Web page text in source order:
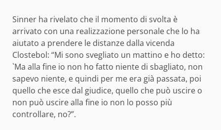
Sinner ha rivelato che il momento di svolta è
arrivato con una realizzazione personale che lo ha
aiutato a prendere le distanze dalla vicenda
Clostebol: “Mi sono svegliato un mattino e ho detto:
`Ma alla fine io non ho fatto niente di sbagliato, non
sapevo niente, e quindi per me era già passata, poi
quello che esce dal giudice, quello che può uscire o
non può uscire alla fine io non lo posso più
controllare, no?”.